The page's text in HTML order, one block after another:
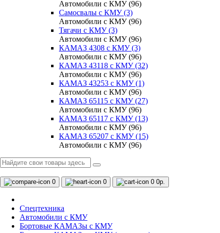
Автомобили с КМУ (96)
Самосвалы с КМУ (3)
Автомобили с КМУ (96)
Тягачи с КМУ (3)
Автомобили с КМУ (96)
КАМАЗ 4308 c КМУ (3)
Автомобили с КМУ (96)
КАМАЗ 43118 с КМУ (32)
Автомобили с КМУ (96)
КАМАЗ 43253 с КМУ (1)
Автомобили с КМУ (96)
КАМАЗ 65115 с КМУ (27)
Автомобили с КМУ (96)
КАМАЗ 65117 с КМУ (13)
Автомобили с КМУ (96)
КАМАЗ 65207 с КМУ (15)
Автомобили с КМУ (96)
0 0 0 0р.
Спецтехника
Автомобили с КМУ
Бортовые КАМАЗы с КМУ